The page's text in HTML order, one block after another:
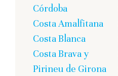
Córdoba
Costa Amalfitana
Costa Blanca
Costa Brava y
Pirineu de Girona